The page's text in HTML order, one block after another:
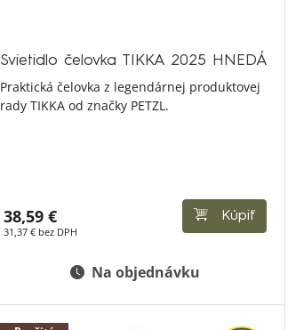
Svietidlo čelovka TIKKA 2025 HNEDÁ
Praktická čelovka z legendárnej produktovej
rady TIKKA od značky PETZL.
38,59 €
31,37 € bez DPH
Kúpiť
Na objednávku